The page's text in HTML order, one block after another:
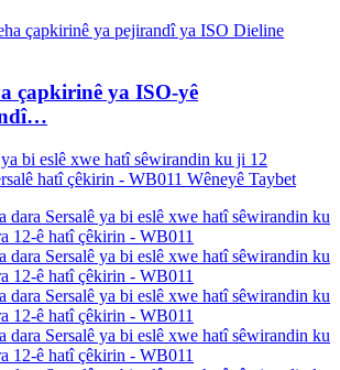
çapkirinê ya ISO-yê